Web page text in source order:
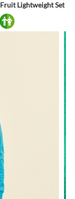
Fruit Lightweight Set In